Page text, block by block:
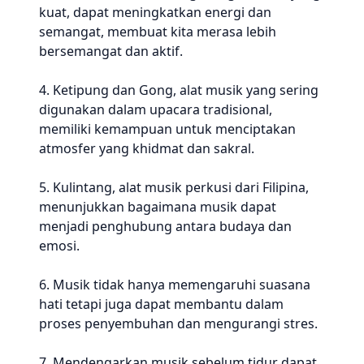
kuat, dapat meningkatkan energi dan
semangat, membuat kita merasa lebih
bersemangat dan aktif.
4. Ketipung dan Gong, alat musik yang sering
digunakan dalam upacara tradisional,
memiliki kemampuan untuk menciptakan
atmosfer yang khidmat dan sakral.
5. Kulintang, alat musik perkusi dari Filipina,
menunjukkan bagaimana musik dapat
menjadi penghubung antara budaya dan
emosi.
6. Musik tidak hanya memengaruhi suasana
hati tetapi juga dapat membantu dalam
proses penyembuhan dan mengurangi stres.